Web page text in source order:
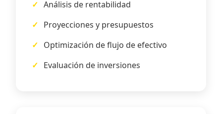
Análisis de rentabilidad
Proyecciones y presupuestos
Optimización de flujo de efectivo
Evaluación de inversiones